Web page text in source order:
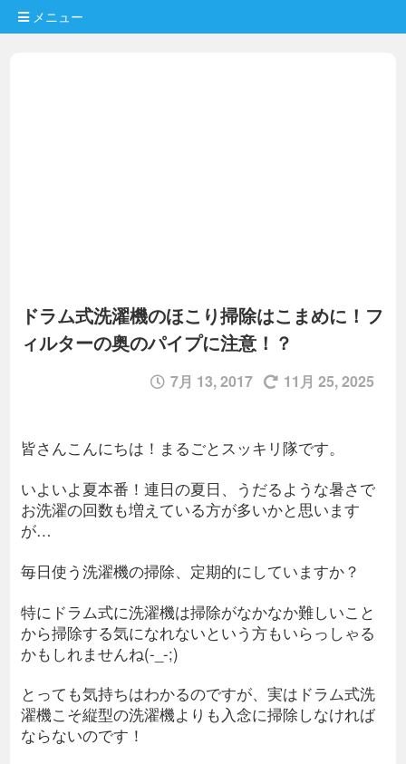
メニュー
ドラム式洗濯機のほこり掃除はこまめに！フ
ィルターの奥のパイプに注意！？
7月 13, 2017 11月 25, 2025
皆さんこんにちは！まるごとスッキリ隊です。
いよいよ夏本番！連日の夏日、うだるような暑さで
お洗濯の回数も増えている方が多いかと思います
が…
毎日使う洗濯機の掃除、定期的にしていますか？
特にドラム式に洗濯機は掃除がなかなか難しいこと
から掃除する気になれないという方もいらっしゃる
かもしれませんね(-_-;)
とっても気持ちはわかるのですが、実はドラム式洗
濯機こそ縦型の洗濯機よりも入念に掃除しなければ
ならないのです！